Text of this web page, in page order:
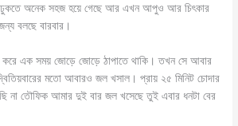
ঢুকতে অনেক সহজ হয়ে গেছে আর এখন আপুও আর চিৎকার
বলছে বারবার।
এক সময় জোড়ে জোড়ে ঠাপাতে থাকি। তখন সে আবার
মতো আবারও জল খসাল। প্রায় ২৫ মিনিট চোদার
তৌফিক আমার দুই বার জল খসেছে তুই এবার ধনটা বের